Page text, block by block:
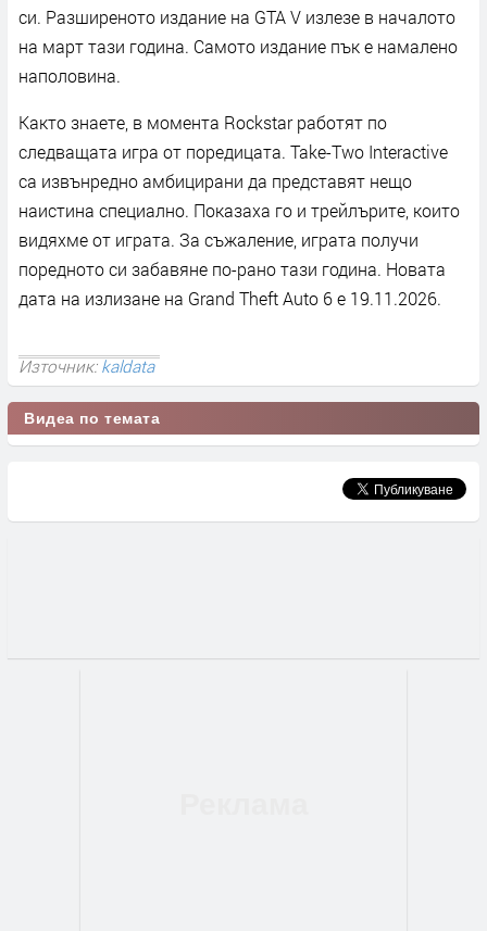
си. Разширеното издание на GTA V излезе в началото
на март тази година. Самото издание пък е намалено
наполовина.
Както знаете, в момента Rockstar работят по
следващата игра от поредицата. Take-Two Interactive
са извънредно амбицирани да представят нещо
наистина специално. Показаха го и трейлърите, които
видяхме от играта. За съжаление, играта получи
поредното си забавяне по-рано тази година. Новата
дата на излизане на Grand Theft Auto 6 е 19.11.2026.​
Източник:kaldata
Видеа по темата